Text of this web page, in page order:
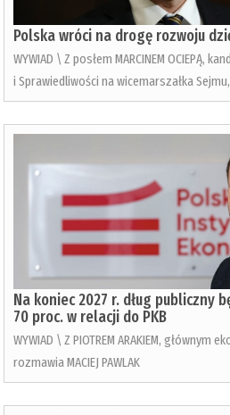
Polska wróci na drogę rozwoju
WYWIAD \ Z posłem MARCINEM OCIEPĄ,
i Sprawiedliwości na wicemarszałka Sejmu,
Na koniec 2027 r. dług publiczny
70 proc. w relacji do PKB
WYWIAD \ Z PIOTREM ARAKIEM, głównym
rozmawia MACIEJ PAWLAK